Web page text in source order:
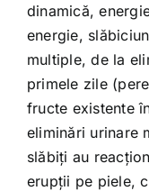
dinamică,
energie,
multiple, de la
primele zile
fructe existente
eliminări urinare
slăbiți au
erupții pe piele,